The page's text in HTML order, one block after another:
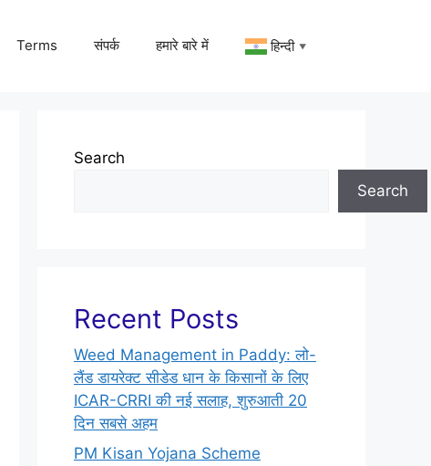
Terms संपर्क हमारे बारे में हिन्दी ▼
Search
Search
Recent Posts
Weed Management in Paddy: लो-
लैंड डायरेक्ट सीडेड धान के किसानों के लिए
ICAR-CRRI की नई सलाह, शुरुआती 20
दिन सबसे अहम
PM Kisan Yojana Scheme